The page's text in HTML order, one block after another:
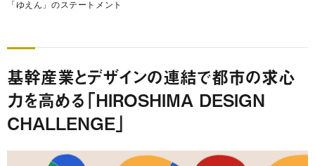
「ゆえん」のステートメント
基幹産業とデザインの連結で都市の求心
力を高める「HIROSHIMA DESIGN
CHALLENGE」